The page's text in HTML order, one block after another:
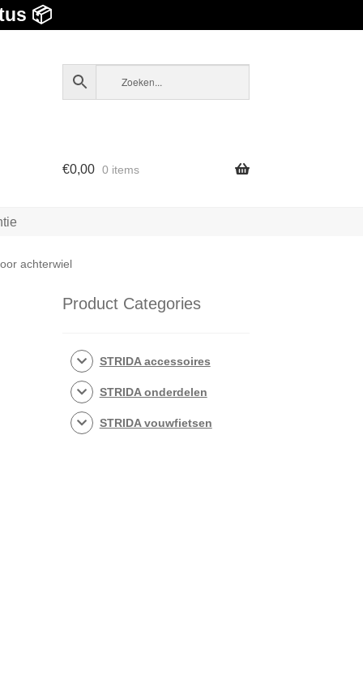
📦
€0,00 0 items
achterwiel
Product Categories
STRIDA accessoires
STRIDA onderdelen
STRIDA vouwfietsen